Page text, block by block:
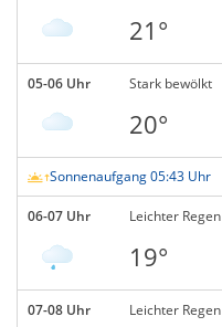
21°
05-06 Uhr Stark bewölkt
20°
Sonnenaufgang 05:43 Uhr
06-07 Uhr Leichter Regen
19°
07-08 Uhr Leichter Regen